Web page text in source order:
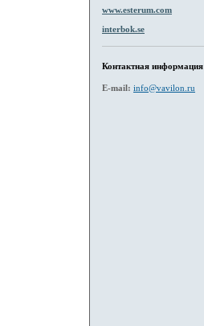
www.esterum.com
interbok.se
Контактная информация
E-mail: info@vavilon.ru